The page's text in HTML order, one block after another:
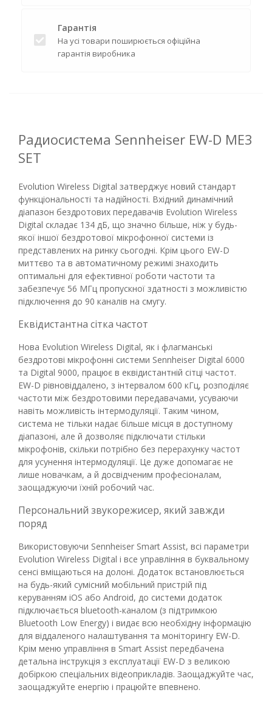
Гарантія
На усі товари поширюється офіційна
гарантія виробника
Радиосистема Sennheiser EW-D ME3
SET
Evolution Wireless Digital затверджує новий стандарт
функціональності та надійності. Вхідний динамічний
діапазон бездротових передавачів Evolution Wireless
Digital складає 134 дБ, що значно більше, ніж у будь-
якої іншої бездротової мікрофонної системи із
представлених на ринку сьогодні. Крім цього EW-D
миттєво та в автоматичному режимі знаходить
оптимальні для ефективної роботи частоти та
забезпечує 56 МГц пропускної здатності з можливістю
підключення до 90 каналів на смугу.
Еквідистантна сітка частот
Нова Evolution Wireless Digital, як і флагманські
бездротові мікрофонні системи Sennheiser Digital 6000
та Digital 9000, працює в еквідистантній сітці частот.
EW-D рівновіддалено, з інтервалом 600 кГц, розподіляє
частоти між бездротовими передавачами, усуваючи
навіть можливість інтермодуляції. Таким чином,
система не тільки надає більше місця в доступному
діапазоні, але й дозволяє підключати стільки
мікрофонів, скільки потрібно без перерахунку частот
для усунення інтермодуляції. Це дуже допомагає не
лише новачкам, а й досвідченим професіоналам,
заощаджуючи їхній робочий час.
Персональний звукорежисер, який завжди
поряд
Використовуючи Sennheiser Smart Assist, всі параметри
Evolution Wireless Digital і все управління в буквальному
сенсі вміщаються на долоні. Додаток встановлюється
на будь-який сумісний мобільний пристрій під
керуванням iOS або Android, до системи додаток
підключається bluetooth-каналом (з підтримкою
Bluetooth Low Energy) і видає всю необхідну інформацію
для віддаленого налаштування та моніторингу EW-D.
Крім меню управління в Smart Assist передбачена
детальна інструкція з експлуатації EW-D з великою
добіркою спеціальних відеоприкладів. Заощаджуйте час,
заощаджуйте енергію і працюйте впевнено.